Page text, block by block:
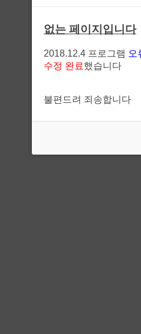
없는 페이지입니다
2018.12.4 프로그램 오
수정 완료했습니다
불편드려 죄송합니다